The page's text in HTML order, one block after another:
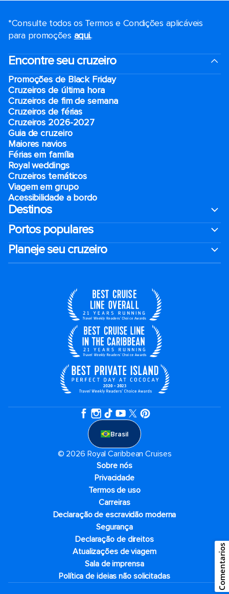
*Consulte todos os Termos e Condições aplicáveis ​​
para promoções aqui..
Encontre seu cruzeiro
Promoções de Black Friday
Cruzeiros de última hora
Cruzeiros de fim de semana
Cruzeiros de férias
Cruzeiros 2026-2027
Guia de cruzeiro
Maiores navios
Férias em família
Royal weddings
Cruzeiros temáticos
Viagem em grupo
Acessibilidade a bordo
Destinos
Portos populares
Planeje seu cruzeiro
Brasil
© 2026 Royal Caribbean Cruises
Sobre nós
Privacidade
Termos de uso
Carreiras
Declaração de escravidão moderna
Segurança
Declaração de direitos
Atualizações de viagem
Sala de imprensa
Política de ideias não solicitadas
Comentarios